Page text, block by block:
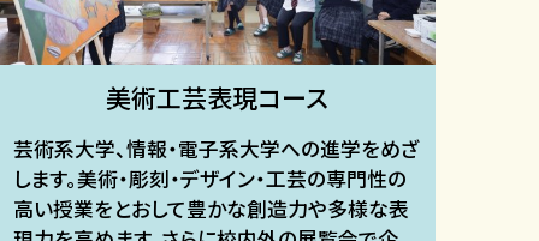
美術工芸表現コース​
芸術系大学、情報・電子系大学への進学をめざ
します。美術・彫刻・デザイン・工芸の専門性の
高い授業をとおして豊かな創造力や多様な表